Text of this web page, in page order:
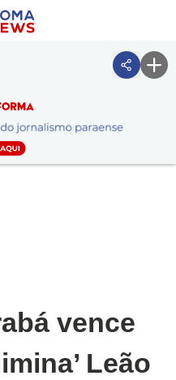
vence
Leão